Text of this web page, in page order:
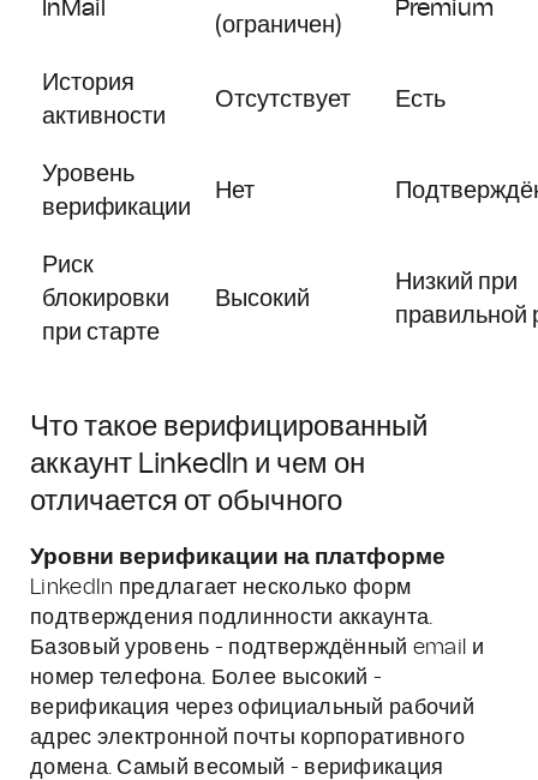
InMail
(ограничен)
Premium
История
активности
Отсутствует Есть
Уровень
верификации
Нет
Риск
блокировки
при старте
Высокий
Низкий при
правильной
Что такое верифицированный
аккаунт LinkedIn и чем он
отличается от обычного
Уровни верификации на платформе
LinkedIn предлагает несколько форм
подтверждения подлинности аккаунта.
Базовый уровень - подтверждённый email и
номер телефона. Более высокий -
верификация через официальный рабочий
адрес электронной почты корпоративного
домена. Самый весомый - верификация